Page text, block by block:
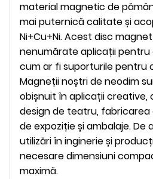
material magnetic de
mai puternică calitate și
Ni+Cu+Ni. Acest disc
nenumărate aplicații pentru
cum ar fi suporturile pentru
Magneții noștri de neodim
obișnuit în aplicații creative,
design de teatru, fabricarea
de expoziție și ambalaje. De
utilizări în inginerie și
necesare dimensiuni
maximă.